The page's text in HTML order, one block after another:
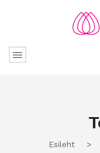
Esileht >